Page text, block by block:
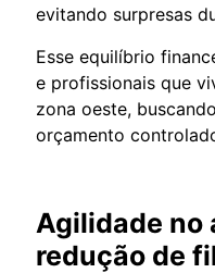
evitando surpresas
Esse equilíbrio
e profissionais que
zona oeste,
orçamento
Agilidade no
redução de